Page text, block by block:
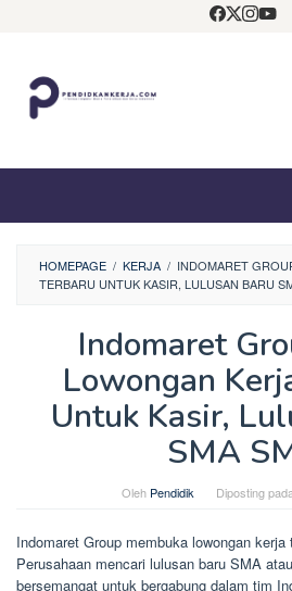
HOMEPAGE / KERJA / INDOMARET
TERBARU UNTUK KASIR, LULUSAN BARU
Indomaret
Lowongan
Untuk Kasir,
SMA
Oleh Pendidik Diposting pada
Indomaret Group membuka lowongan
Perusahaan mencari lulusan baru SMA
bersemangat untuk bergabung dalam tim